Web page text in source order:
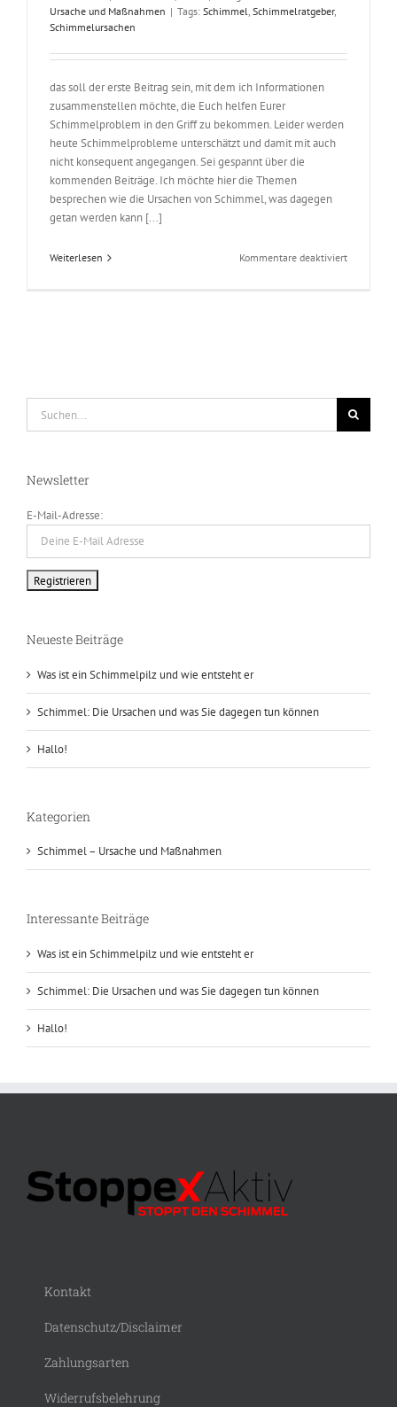
Ursache und Maßnahmen | Tags: Schimmel, Schimmelratgeber,
Schimmelursachen
das soll der erste Beitrag sein, mit dem ich Informationen
zusammenstellen möchte, die Euch helfen Eurer
Schimmelproblem in den Griff zu bekommen. Leider werden
heute Schimmelprobleme unterschätzt und damit mit auch
nicht konsequent angegangen. Sei gespannt über die
kommenden Beiträge. Ich möchte hier die Themen
besprechen wie die Ursachen von Schimmel, was dagegen
getan werden kann [...]
Weiterlesen Kommentare deaktiviertfür
Newsletter
E-Mail-Adresse:
Neueste Beiträge
Was ist ein Schimmelpilz und wie entsteht er
Schimmel: Die Ursachen und was Sie dagegen tun können
Hallo!
Kategorien
Schimmel – Ursache und Maßnahmen
Interessante Beiträge
Was ist ein Schimmelpilz und wie entsteht er
Schimmel: Die Ursachen und was Sie dagegen tun können
Hallo!
Kontakt
Datenschutz/Disclaimer
Zahlungsarten
Widerrufsbelehrung